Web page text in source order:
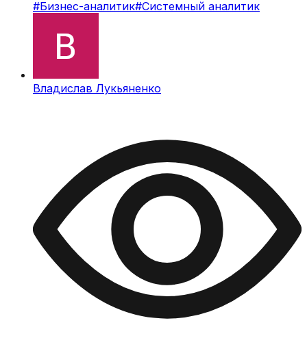
#Бизнес-аналитик#Системный аналитик
Владислав Лукьяненко